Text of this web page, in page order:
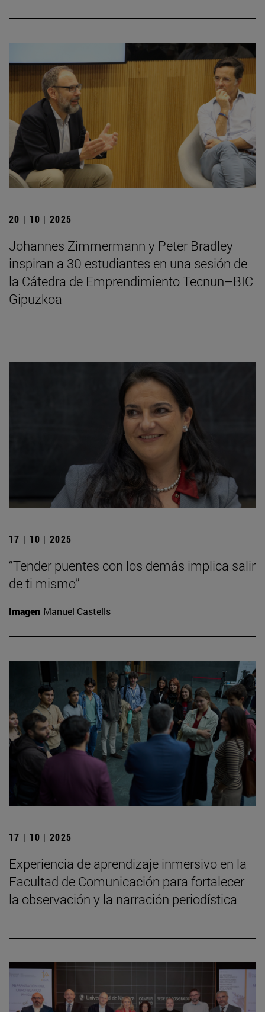
20 | 10 | 2025
Johannes Zimmermann y Peter Bradley
inspiran a 30 estudiantes en una sesión de
la Cátedra de Emprendimiento Tecnun–BIC
Gipuzkoa
17 | 10 | 2025
“Tender puentes con los demás implica salir
de ti mismo”
Imagen Manuel Castells
17 | 10 | 2025
Experiencia de aprendizaje inmersivo en la
Facultad de Comunicación para fortalecer
la observación y la narración periodística